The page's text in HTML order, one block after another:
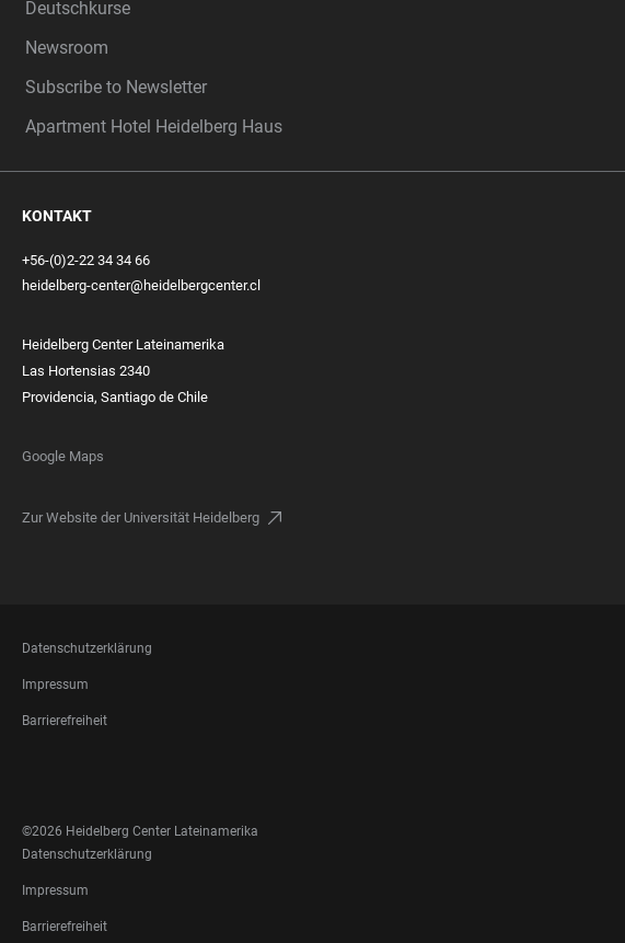
Deutschkurse
Newsroom
Subscribe to Newsletter
Apartment Hotel Heidelberg Haus
KONTAKT
+56-(0)2-22 34 34 66
heidelberg-center@heidelbergcenter.cl
Heidelberg Center Lateinamerika
Las Hortensias 2340
Providencia, Santiago de Chile
Google Maps
Zur Website der Universität Heidelberg
FOOTER
LEGAL
Datenschutzerklärung
Impressum
Barrierefreiheit
MEDIA
©2026 Heidelberg Center Lateinamerika
FOOTER
LEGAL
Datenschutzerklärung
Impressum
Barrierefreiheit